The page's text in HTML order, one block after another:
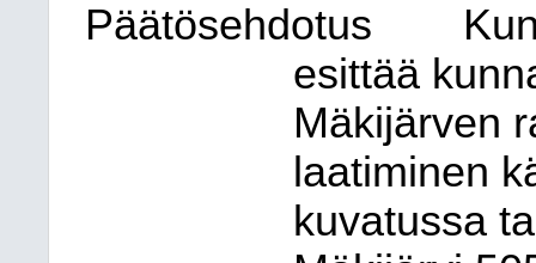
Päätösehdotus
esittää
Mäkijärven
laatiminen
kuvatussa